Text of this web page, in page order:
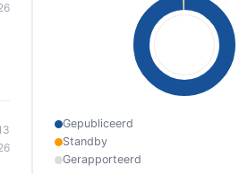
Gepubliceerd
Standby
Gerapporteerd